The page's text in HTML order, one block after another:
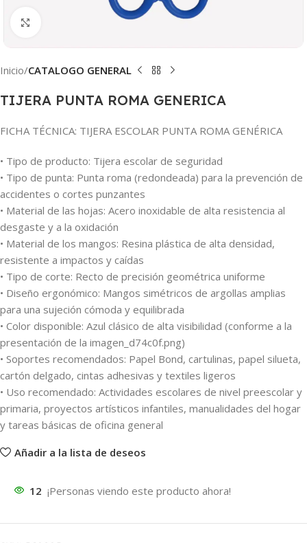
Inicio CATALOGO GENERAL
TIJERA PUNTA ROMA GENERICA
FICHA TÉCNICA: TIJERA ESCOLAR PUNTA ROMA GENÉRICA
• Tipo de producto: Tijera escolar de seguridad
• Tipo de punta: Punta roma (redondeada) para la prevención de
accidentes o cortes punzantes
• Material de las hojas: Acero inoxidable de alta resistencia al
desgaste y a la oxidación
• Material de los mangos: Resina plástica de alta densidad,
resistente a impactos y caídas
• Tipo de corte: Recto de precisión geométrica uniforme
• Diseño ergonómico: Mangos simétricos de argollas amplias
para una sujeción cómoda y equilibrada
• Color disponible: Azul clásico de alta visibilidad (conforme a la
presentación de la imagen_d74c0f.png)
• Soportes recomendados: Papel Bond, cartulinas, papel silueta,
cartón delgado, cintas adhesivas y textiles ligeros
• Uso recomendado: Actividades escolares de nivel preescolar y
primaria, proyectos artísticos infantiles, manualidades del hogar
y tareas básicas de oficina general
Añadir a la lista de deseos
12 ¡Personas viendo este producto ahora!